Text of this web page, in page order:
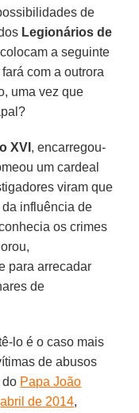
de
Legionários de
a seguinte
fará com a outrora
uma vez que
XVI , encarregou-
um cardeal
viram que
da influência de
os crimes
para arrecadar
de
lo é o caso mais
de abusos
do Papa João
abril de 2014,